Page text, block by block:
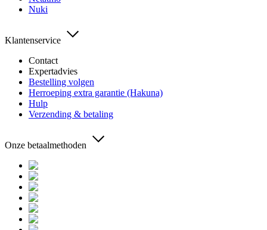
Nuki
Klantenservice
Contact
Expertadvies
Bestelling volgen
Herroeping extra garantie (Hakuna)
Hulp
Verzending & betaling
Onze betaalmethoden